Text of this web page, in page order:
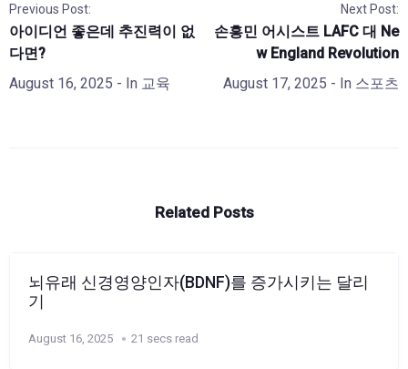
Previous Post:
아이디언 좋은데 추진력이 없
다면?
August 16, 2025 - In 교육
Next Post:
손흥민 어시스트 LAFC 대 Ne
w England Revolution
August 17, 2025 - In 스포츠
Related Posts
뇌유래 신경영양인자(BDNF)를 증가시키는 달리
기
August 16, 2025 21 secs read